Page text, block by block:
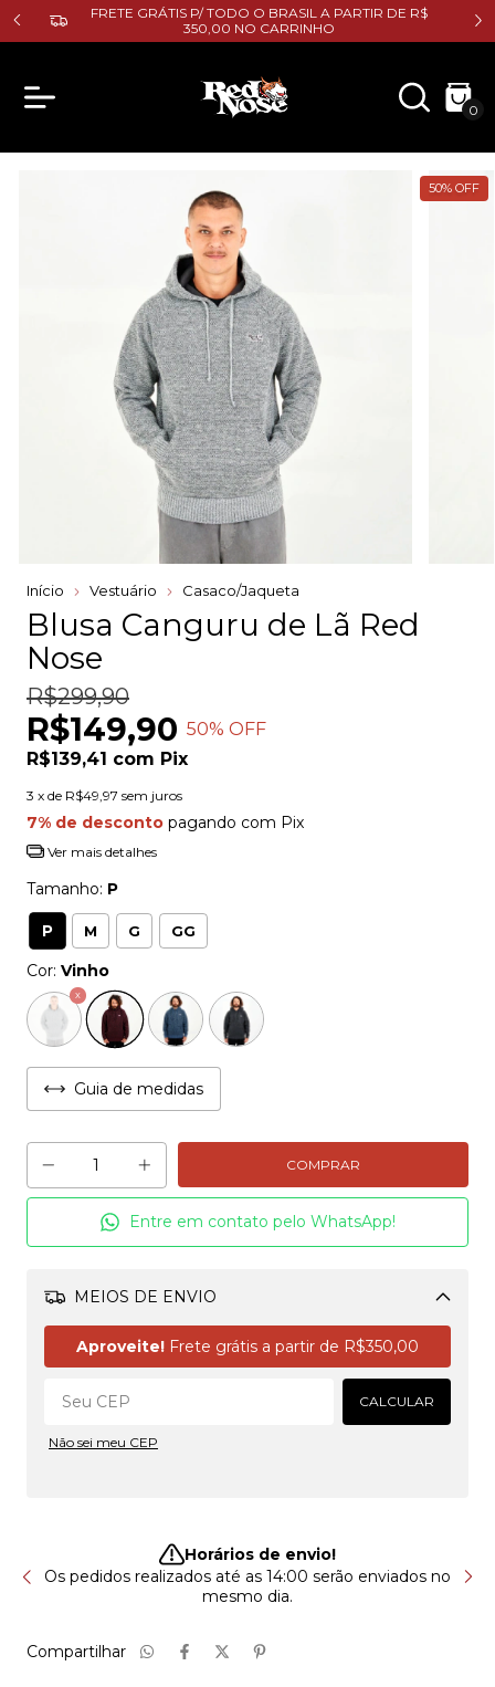
R$
FRETE GRÁTIS P/ TODO O BRASIL A PARTIR DE R$
350,00 NO CARRINHO
0
50% OFF
Início Vestuário Casaco/Jaqueta
Blusa Canguru de Lã Red
Nose
R$299,90
R$149,90 50% OFF
R$139,41 com Pix
3 x de R$49,97 sem juros
7% de desconto pagando com Pix
Ver mais detalhes
Tamanho: P
P M G GG
Cor: Vinho
Guia de medidas
Entre em contato pelo WhatsApp!
MEIOS DE ENVIO
Alterar CEP
Aproveite! Frete grátis a partir de R$350,00
CALCULAR
Não sei meu CEP
Horários de envio!
Os pedidos realizados até as 14:00 serão enviados no
mesmo dia.
Compartilhar